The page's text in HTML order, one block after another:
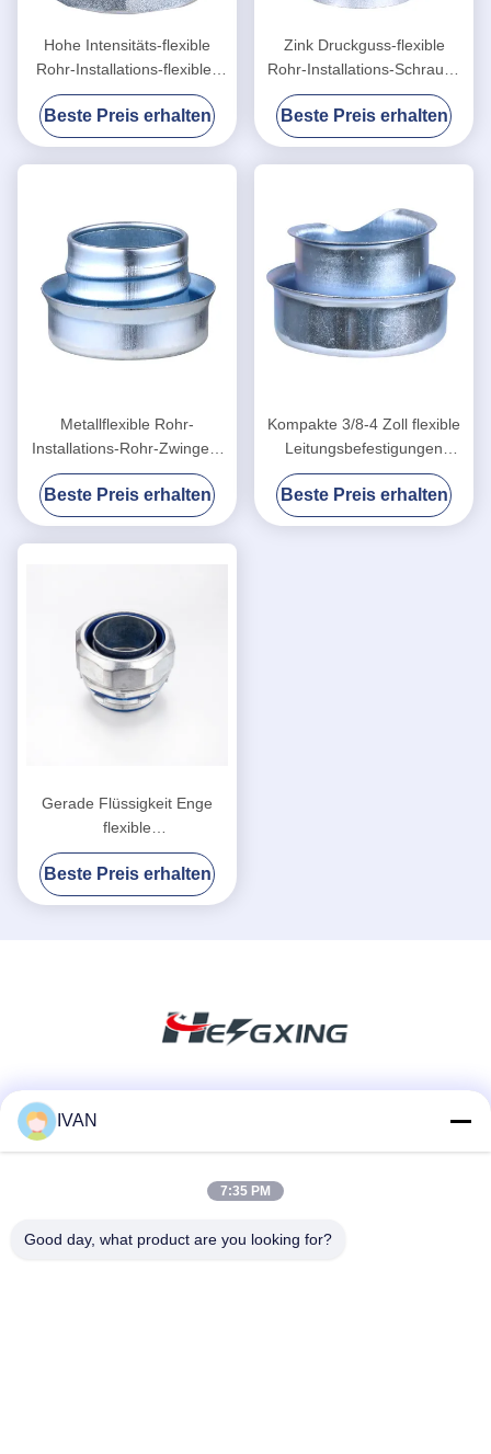
Hohe Intensitäts-flexible
Rohr-Installations-flexibles
Rohr-Kompressions-
Verbindungsstück
Beste Preis erhalten
Zink Druckguss-flexible
Rohr-Installations-Schraube
in den polierten
Flexverbindungsstücken
Beste Preis erhalten
Metallflexible Rohr-
Installations-Rohr-Zwingen-
galvanisierte
Flachoberfläche
Beste Preis erhalten
Kompakte 3/8-4 Zoll flexible
Leitungsbefestigungen
Stahl-Ferrule Staubfest
Beste Preis erhalten
Gerade Flüssigkeit Enge
flexible
Metallleitungsanschluss mit
blauer Dichtung verfügbar
Beste Preis erhalten
IVAN
7:35 PM
Good day, what product are you looking for?